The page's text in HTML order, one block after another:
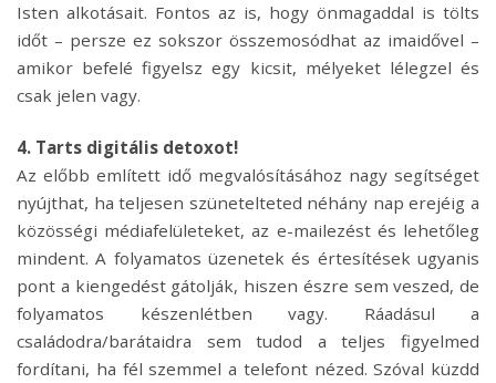
Isten alkotásait. Fontos az is, hogy önmagaddal is tölts
időt – persze ez sokszor összemosódhat az imaidővel –
amikor befelé figyelsz egy kicsit, mélyeket lélegzel és
csak jelen vagy.
4. Tarts digitális detoxot!
Az előbb említett idő megvalósításához nagy segítséget
nyújthat, ha teljesen szünetelteted néhány nap erejéig a
közösségi médiafelületeket, az e-mailezést és lehetőleg
mindent. A folyamatos üzenetek és értesítések ugyanis
pont a kiengedést gátolják, hiszen észre sem veszed, de
folyamatos készenlétben vagy. Ráadásul a
családodra/barátaidra sem tudod a teljes figyelmed
fordítani, ha fél szemmel a telefont nézed. Szóval küzdd